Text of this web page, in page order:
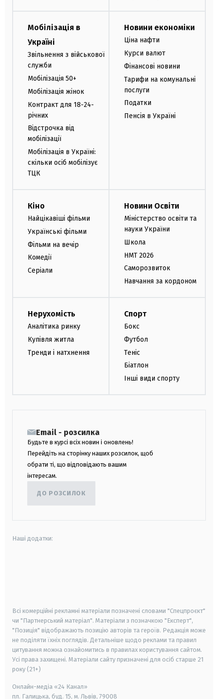
Мобілізація в
Україні
Звільнення з військової
служби
Мобілізація 50+
Мобілізація жінок
Контракт для 18-24-
річних
Відстрочка від
мобілізації
Мобілізація в Україні:
скільки осіб мобілізує
ТЦК
Новини економіки
Ціна нафти
Курси валют
Фінансові новини
Тарифи на комунальні
послуги
Податки
Пенсія в Україні
Кіно
Найцікавіші фільми
Українські фільми
Фільми на вечір
Комедії
Серіали
Новини Освіти
Міністерство освіти та
науки України
Школа
НМТ 2026
Саморозвиток
Навчання за кордоном
Нерухомість
Аналітика ринку
Купівля житла
Тренди і натхнення
Спорт
Бокс
Футбол
Теніс
Біатлон
Інші види спорту
Email - розсилка
Будьте в курсі всіх новин і оновлень!
Перейдіть на сторінку наших розсилок, щоб
обрати ті, що відповідають вашим
інтересам.
ДО РОЗСИЛОК
Наші додатки:
Всі комерційні рекламні матеріали позначені словами "Спецпроєкт"
чи "Партнерський матеріал". Матеріали з позначкою "Експерт",
"Позиція" відображають позицію авторів та героїв. Редакція може
не поділяти їхніх поглядів. Детальніше щодо реклами та правил
цитування можна ознайомитись в правилах користування сайтом.
Усі права захищені. Матеріали сайту призначені для осіб старше 21
року (21+)
Онлайн-медіа «24 Канал»
пл. Галицька, буд. 15, м. Львів, 79008